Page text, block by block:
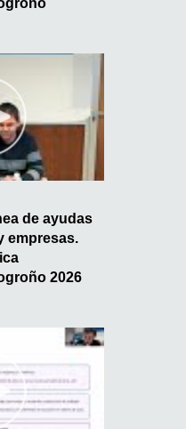
de ayudas
empresas.
2026